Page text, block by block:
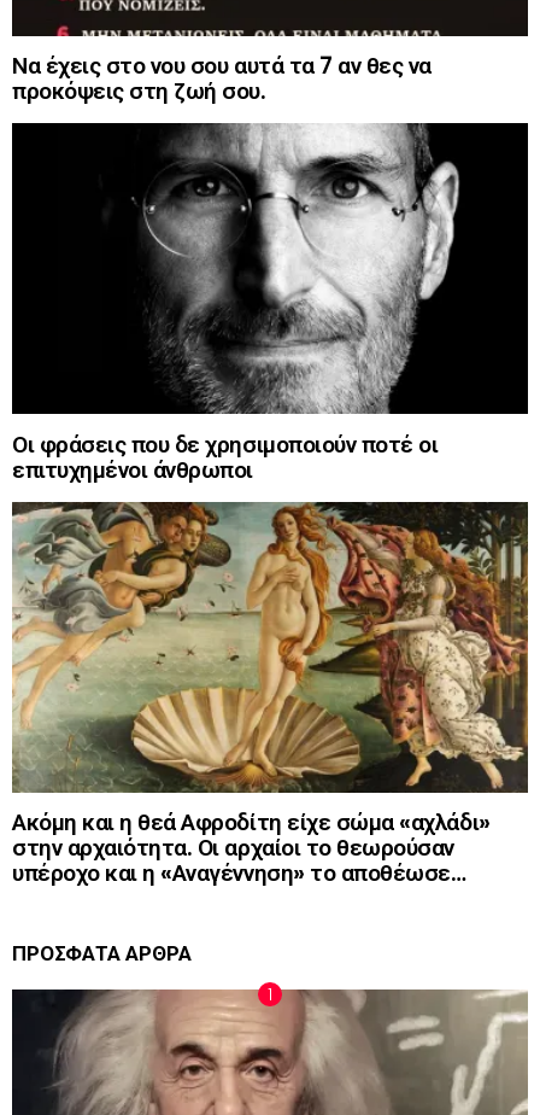
Να έχεις στο νου σου αυτά τα 7 αν θες να
προκόψεις στη ζωή σου.
Οι φράσεις που δε χρησιμοποιούν ποτέ οι
επιτυχημένοι άνθρωποι
Ακόμη και η θεά Αφροδίτη είχε σώμα «αχλάδι»
στην αρχαιότητα. Οι αρχαίοι το θεωρούσαν
υπέροχο και η «Αναγέννηση» το αποθέωσε…
ΠΡΟΣΦΑΤΑ ΑΡΘΡΑ